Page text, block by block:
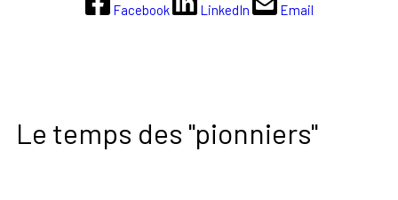
Le temps des "pionniers"
Facebook
LinkedIn Email